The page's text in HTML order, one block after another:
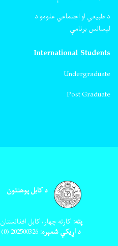
د طبیعي او اجتماعي علومو د
لېسانس برنامې
International Students
Undergraduate
Post Graduate
د کابل پوهنتون
پته: کارته چهار، کابل افغانستان
د اړیکې شمېره: 202500326
(0) 93+